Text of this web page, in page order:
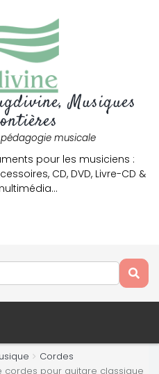
Musiques
musicale
pour les musiciens :
CD, DVD, Livre-CD &
Cordes
cordes pour guitare classique